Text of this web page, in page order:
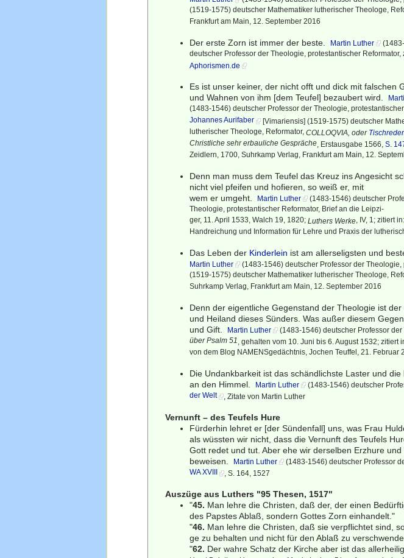
(1519-1575) deutscher Mathematiker lutherischer Theologe,
Frankfurt am Main, 12. September 2016
Der erste Zorn ist immer der beste. Martin Luther
deutscher Professor der Theologie, protestantischer Reformator,
Aphorismen.de
Es ist unser keiner, der nicht offt und dick mit falschen
und Wahnen von ihm [dem Teufel] bezaubert wird.
(1483-1546) deutscher Professor der Theologie,
Johannes Aurifaber [Vimariensis] (1519-1575) deutscher
lutherischer Theologe, Reformator,COLLOQVIA, oder
Christliche sehr erbauliche Gespräche, Erstausgabe 1566,S.
Zeidlern, 1700, Suhrkamp Verlag, Frankfurt am Main, 12.
Denn man muss dem Teufel das Kreuz ins Angesicht
nicht viel pfeifen und hofieren, so weiß er, mit
wem er umgeht.
Martin Luther (1483-1546) deutscher
Theologie, protestantischer Reformator, Brief an die Leipzi-
ger, 11. April 1533, Walch 19, 1820;Luthers Werke, IV, 1; zitiert
Handreichung und Information für Lehre und Praxis der
Das Leben der Kinderlein ist am allerseligsten und
Martin Luther (1483-1546) deutscher Professor der Theologie,
(1519-1575) deutscher Mathematiker lutherischer Theologe,
Suhrkamp Verlag, Frankfurt am Main, 12. September 2016
Denn der eigentliche Gegenstand der Theologie ist
und Heiland dieses Sünders. Was außer diesem
und Gift.
Martin Luther (1483-1546) deutscher Professor
über Psalm 51, gehalten vom 10. Juni bis 6. August 1532; zitiert
von dem Blog NAMENSgedächtnis, Jochen Teuffel, 21. Februar
Die Undankbarkeit ist das schändlichste Laster und
an den Himmel.
Martin Luther (1483-1546) deutscher
der Welt , Zitate von Martin Luther
Vernunft – des Teufels Hure
Fürderhin lehret er [der Sündenfall] uns, was Frau
als wüssten wir nicht, dass die Vernunft des Teufels
Gott redet und tut. Aber ehe wir derselben Erzhure
beweisen.
Martin Luther (1483-1546) deutscher Professor
WA XVIII , S. 164, 1527
Auszüge aus Luthers "95 Thesen, 1517"
"45. Man lehre die Christen, daß der, der einen
des Papstes Ablaß, sondern Gottes Zorn einhandelt."
"46. Man lehre die Christen, daß sie verpflichtet sind,
ge zu behalten und nicht für den Ablaß zu
"62. Der wahre Schatz der Kirche aber ist das